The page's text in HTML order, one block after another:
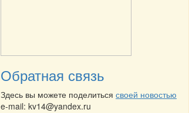
Обратная связь
Здесь вы можете поделиться своей новостью
e-mail: kv14@yandex.ru